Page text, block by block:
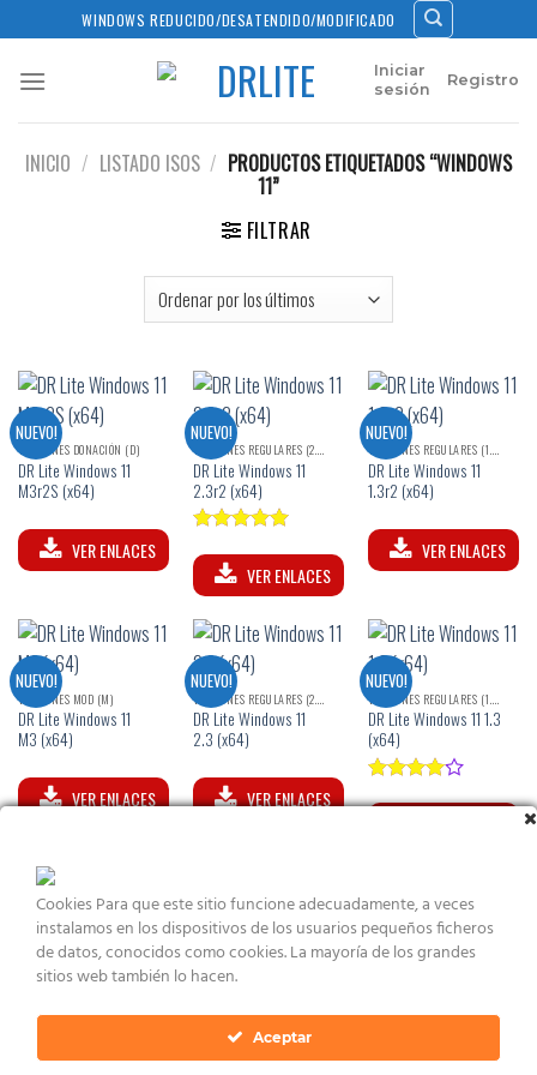
to
content
WINDOWS REDUCIDO/DESATENDIDO/MODIFICADO
Iniciar
sesión
Registro
INICIO / LISTADO ISOS / PRODUCTOS ETIQUETADOS “WINDOWS
11”
FILTRAR
NUEVO!
VERSIONES DONACIÓN (D)
DR Lite Windows 11
M3r2S (x64)
VER ENLACES
NUEVO!
VERSIONES REGULARES (2.X)
DR Lite Windows 11
2.3r2 (x64)
con5.00
de 5
VER ENLACES
NUEVO!
VERSIONES REGULARES (1.X)
DR Lite Windows 11
1.3r2 (x64)
VER ENLACES
NUEVO!
VERSIONES MOD (M)
DR Lite Windows 11
M3 (x64)
VER ENLACES
NUEVO!
DR Lite Windows 11
2.3 (x64)
VER ENLACES
NUEVO!
DR Lite Windows 11 1.3
(x64)
Valorado
VERSIONES DONACIÓN (D)
DR Lite Windows 11
M2r2S (x64)
NUEVO!
VERSIONES REGULARES (2.X)
DR Lite Windows 11
2.2r2 (x64)
VER ENLACES
Cookies Para que este sitio funcione adecuadamente, a veces
instalamos en los dispositivos de los usuarios pequeños ficheros
de datos, conocidos como cookies. La mayoría de los grandes
sitios web también lo hacen.
Aceptar